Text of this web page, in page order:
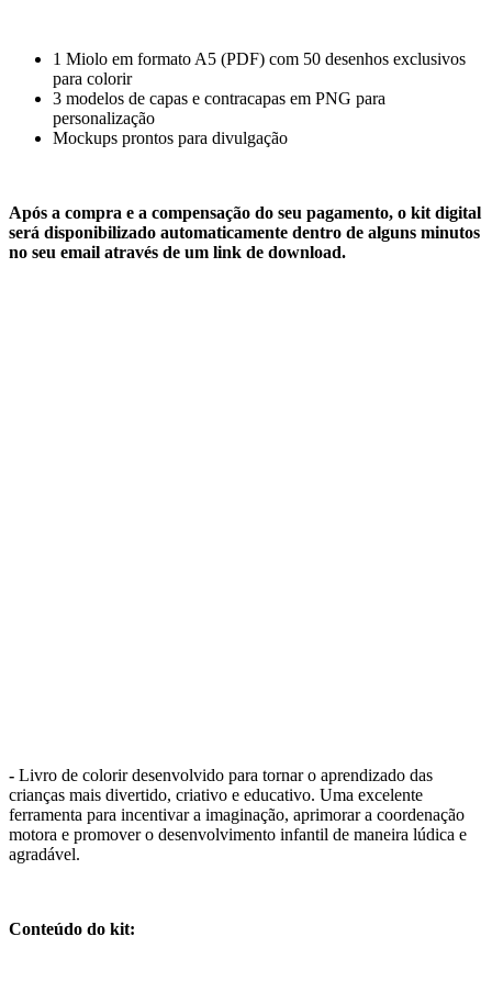
1 Miolo em formato A5 (PDF) com 50 desenhos exclusivos
para colorir
3 modelos de capas e contracapas em PNG para
personalização
Mockups prontos para divulgação
Após a compra e a compensação do seu pagamento, o kit digital
será disponibilizado automaticamente dentro de alguns minutos
no seu email através de um link de download.
- Livro de colorir desenvolvido para tornar o aprendizado das
crianças mais divertido, criativo e educativo. Uma excelente
ferramenta para incentivar a imaginação, aprimorar a coordenação
motora e promover o desenvolvimento infantil de maneira lúdica e
agradável.
Conteúdo do kit: